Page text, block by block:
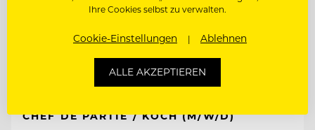
90471 Nürnberg - Südoststadt , Deutschland
HEAD OF SALES (M/W/D)
CHEF DE PARTIE / KOCH (M/W/D)
Ihre Cookies selbst zu verwalten.
Cookie-Einstellungen Ablehnen
ALLE AKZEPTIEREN